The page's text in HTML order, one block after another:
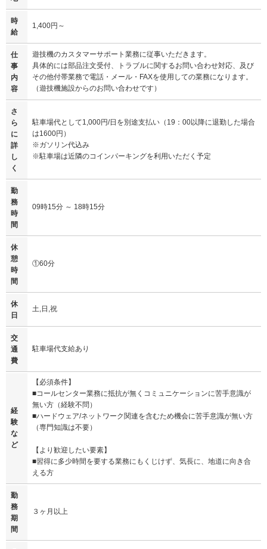
時
給
1,400円～
仕
事
内
容
遊技機のカスタマーサポート業務に従事いただきます。
具体的には部品注文受付、トラブルに関するお問い合わせ対応、及び
その他付帯業務で電話・メール・FAXを使用しての業務になります。
（遊技機施設からのお問い合わせです）
さ
ら
に
詳
し
く
駐車場代として1,000円/日を別途支払い（19：00以降に退勤した場合
は1600円）
※ガソリン代込み
※駐車場は近隣のコインパーキングを利用いただく予定
勤
務
時
間
09時15分 ～ 18時15分
休
憩
時
間
①60分
休
日
土,日,祝
交
通
費
駐車場代支給あり
経
験
な
ど
【必須条件】
■コールセンター業務に抵抗が無くコミュニケーションに苦手意識が
無い方（経験不問）
■ハードウェア/ネットワーク関連を含むため機会に苦手意識が無い方
（専門知識は不要）
【より歓迎したい要素】
■習得に多少時間を要する業務にもくじけず、気長に、地道に向き合
える方
勤
務
期
間
３ヶ月以上